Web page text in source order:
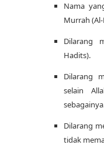
Nama
Murrah
Dilarang
Hadits).
Dilarang
selain
Dilarang
tidak